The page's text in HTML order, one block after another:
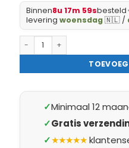
Binnen8u 17m 58sbesteld •
levering woensdag🇳🇱 /
HSXL - Spiegels - Luxe
✓Minimaal 12
✓Gratis
✓★★★★★